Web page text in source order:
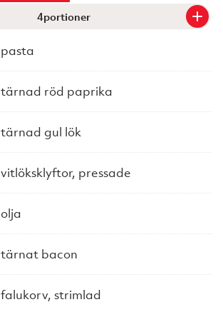
portioner
pasta
tärnad röd paprika
tärnad gul lök
vitlöksklyftor, pressade
olja
tärnat bacon
falukorv, strimlad